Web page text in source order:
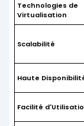
Technologies de
Virtualisation
Scalabilité
Haute
Facilité